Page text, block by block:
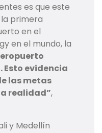
es que este
primera
en el
en el mundo, la
Esto evidencia
las metas
realidad”,
y Medellín